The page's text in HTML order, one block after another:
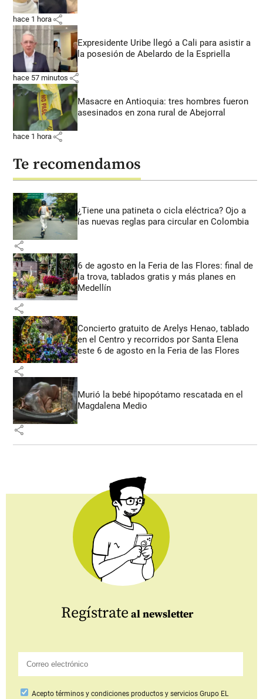
hace 1 hora share
Expresidente Uribe llegó a Cali para asistir a
la posesión de Abelardo de la Espriella
hace 57 minutos share
Masacre en Antioquia: tres hombres fueron
asesinados en zona rural de Abejorral
hace 1 hora share
Te recomendamos
¿Tiene una patineta o cicla eléctrica? Ojo a
las nuevas reglas para circular en Colombia
share
6 de agosto en la Feria de las Flores: final de
la trova, tablados gratis y más planes en
Medellín
share
Concierto gratuito de Arelys Henao, tablado
en el Centro y recorridos por Santa Elena
este 6 de agosto en la Feria de las Flores
share
Murió la bebé hipopótamo rescatada en el
Magdalena Medio
share
Regístrate al newsletter
Aceptotérminos y condiciones productos y serviciosGrupo EL